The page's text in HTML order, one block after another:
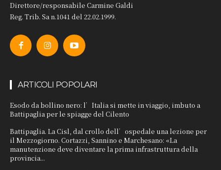
Direttore/responsabile Carmine Galdi
Reg. Trib. Sa n.1041 del 22.02.1999.
ARTICOLI POPOLARI
Esodo da bollino nero: l’Italia si mette in viaggio, imbuto a
Battipaglia per le spiagge del Cilento
Battipaglia. La Cisl, dal crollo dell’ospedale una lezione per
il Mezzogiorno. Cortazzi, Sannino e Marchesano: «La
manutenzione deve diventare la prima infrastruttura della
provincia...